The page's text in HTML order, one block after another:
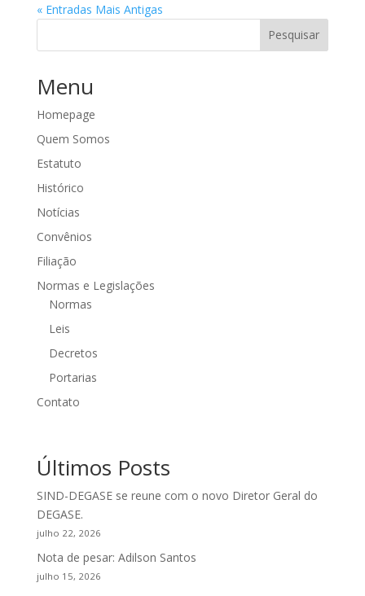
« Entradas Mais Antigas
Pesquisar
Menu
Homepage
Quem Somos
Estatuto
Histórico
Notícias
Convênios
Filiação
Normas e Legislações
Normas
Leis
Decretos
Portarias
Contato
Últimos Posts
SIND-DEGASE se reune com o novo Diretor Geral do
DEGASE.
julho 22, 2026
Nota de pesar: Adilson Santos
julho 15, 2026